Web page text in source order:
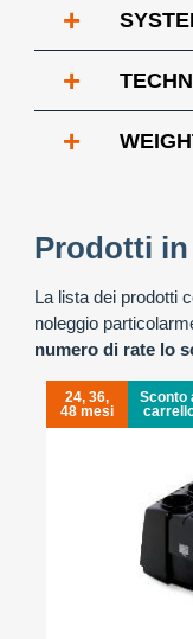
+
+
+
Prodotti in
La lista dei prodotti
noleggio
numero di rate lo
24, 36,
48 mesi
Sconto